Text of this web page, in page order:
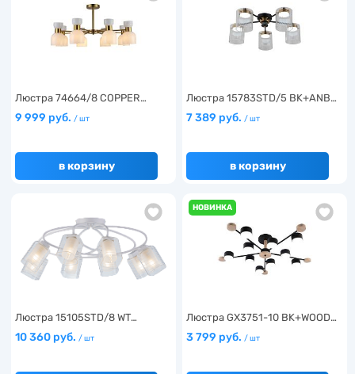
Люстра 74664/8 COPPER…
9 999 руб. / шт
в корзину
Люстра 15783STD/5 BK+ANB…
7 389 руб. / шт
в корзину
Люстра 15105STD/8 WT…
10 360 руб. / шт
НОВИНКА
Люстра GX3751-10 BK+WOOD…
3 799 руб. / шт